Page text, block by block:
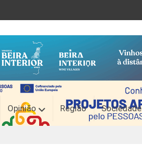
Opinião Região Sociedade